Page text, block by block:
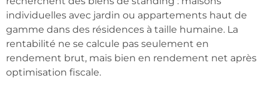
individuelles avec jardin ou appartements haut de
gamme dans des résidences à taille humaine. La
rentabilité ne se calcule pas seulement en
rendement brut, mais bien en rendement net après
optimisation fiscale.